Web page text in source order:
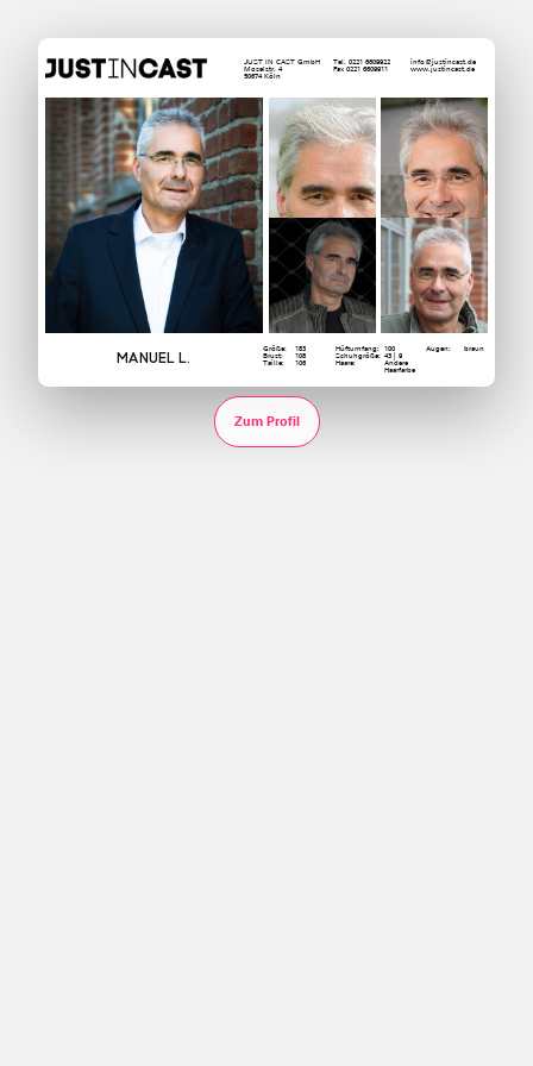
JUST IN CAST GmbH
Moselstr. 4
50674 Köln
Tel. 0221 6609922
Fax 0221 6609911
info@justincast.de
www.justincast.de
Manuel L.
Größe: 183 Hüftumfang: 100 Augen: braun
Brust: 108 Schuhgröße: 43 | 9
Taille: 106 Haare: Andere
Haarfarbe
Zum Profil